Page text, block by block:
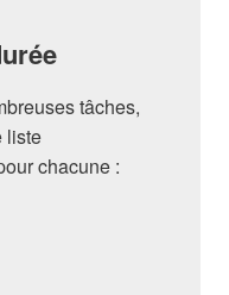
tâches,
liste
chacune :